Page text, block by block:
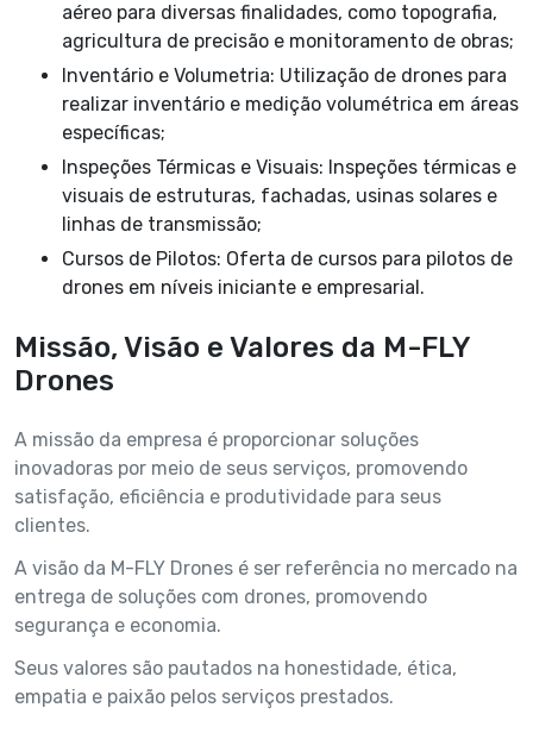
aéreo para diversas finalidades, como topografia,
agricultura de precisão e monitoramento de obras;
realizar inventário e medição volumétrica em áreas
específicas;
visuais de estruturas, fachadas, usinas solares e
linhas de transmissão;
Cursos de Pilotos: Oferta de cursos para pilotos de
drones em níveis iniciante e empresarial.
Missão, Visão e Valores da M-FLY
Drones
A missão da empresa é proporcionar soluções
inovadoras por meio de seus serviços, promovendo
satisfação, eficiência e produtividade para seus
clientes.
A visão da M-FLY Drones é ser referência no mercado na
entrega de soluções com drones, promovendo
segurança e economia.
Seus valores são pautados na honestidade, ética,
empatia e paixão pelos serviços prestados.